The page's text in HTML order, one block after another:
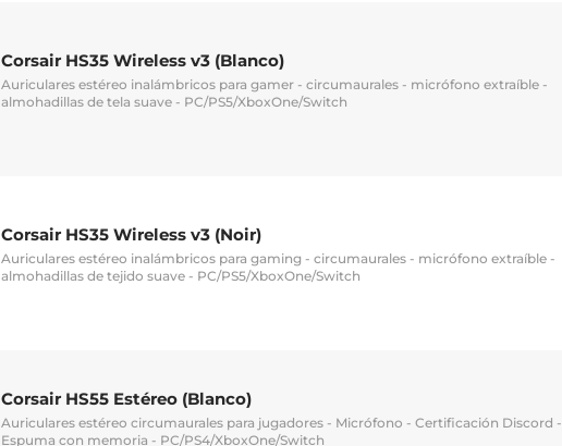
Corsair HS35 Wireless v3 (Blanco)
Auriculares estéreo inalámbricos para gamer - circumaurales - micrófono extraíble -
almohadillas de tela suave - PC/PS5/XboxOne/Switch
Corsair HS35 Wireless v3 (Noir)
Auriculares estéreo inalámbricos para gaming - circumaurales - micrófono extraíble -
almohadillas de tejido suave - PC/PS5/XboxOne/Switch
Corsair HS55 Estéreo (Blanco)
Auriculares estéreo circumaurales para jugadores - Micrófono - Certificación Discord -
Espuma con memoria - PC/PS4/XboxOne/Switch